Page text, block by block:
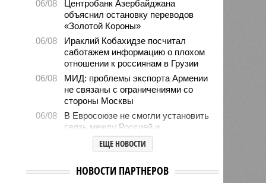
06/08
Центробанк Азербайджана
объяснил остановку переводов
«Золотой Короны»
06/08
Ираклий Кобахидзе посчитал
саботажем информацию о плохом
отношении к россиянам в Грузии
06/08
МИД: проблемы экспорта Армении
не связаны с ограничениями со
стороны Москвы
06/08
В Евросоюзе не смогли установить
связь между Россией и
миграционным кризисом в Сеуте
Ямпольская объяснила причины
ведущие вузы страны
ЕЩЕ НОВОСТИ
НОВОСТИ ПАРТНЕРОВ